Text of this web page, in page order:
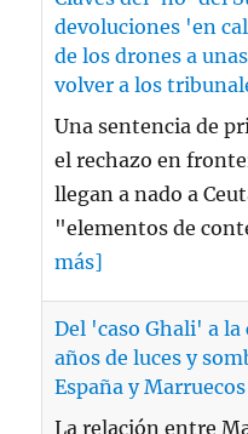
devoluciones 'en
de los drones a
volver a los
Una sentencia de
el rechazo en
llegan a nado a
"elementos de
más]
Del 'caso Ghali' a la
años de luces y
España y Marruecos
La relación entre